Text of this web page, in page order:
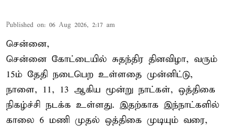
Published on: 06 Aug 2026, 2:17 am
சென்னை,
சென்னை கோட்டையில் சுதந்திர தினவிழா, வரும்
15ம் தேதி நடைபெற உள்ளதை முன்னிட்டு,
நாளை, 11, 13 ஆகிய மூன்று நாட்கள், ஒத்திகை
நிகழ்ச்சி நடக்க உள்ளது. இதற்காக இந்நாட்களில்
காலை 6 மணி முதல் ஒத்திகை முடியும் வரை,